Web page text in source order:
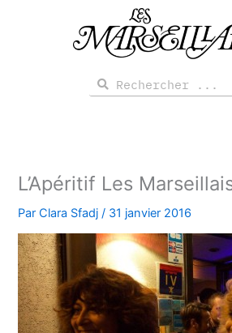
Rechercher
Rechercher
L’Apéritif Les
ParClara Sfadj / 31 janvier 2016